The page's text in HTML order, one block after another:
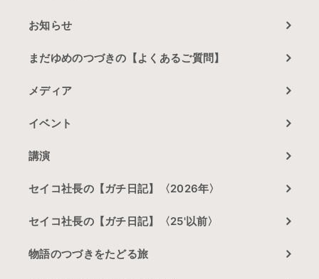
お知らせ
まだゆめのつづきの【よくあるご質問】
メディア
イベント
講演
セイコ社長の【ガチ日記】〈2026年〉
セイコ社長の【ガチ日記】〈25'以前〉
物語のつづきをたどる旅